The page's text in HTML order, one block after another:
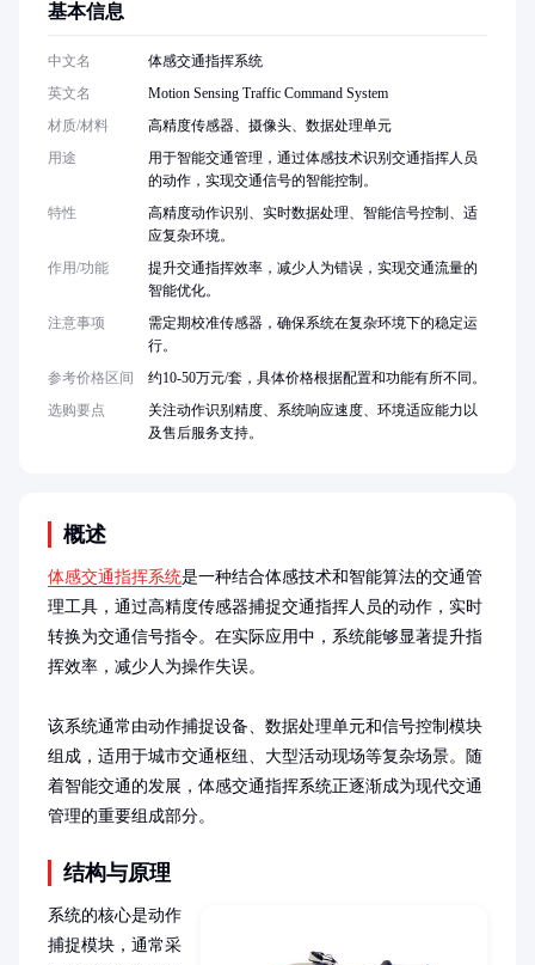
概述
体感交通指挥系统是一种结合体感技术和智能算法的交通管
理工具，通过高精度传感器捕捉交通指挥人员的动作，实时
转换为交通信号指令。在实际应用中，系统能够显著提升指
挥效率，减少人为操作失误。
该系统通常由动作捕捉设备、数据处理单元和信号控制模块
组成，适用于城市交通枢纽、大型活动现场等复杂场景。随
着智能交通的发展，体感交通指挥系统正逐渐成为现代交通
管理的重要组成部分。
结构与原理
系统的核心是动作
捕捉模块，通常采
基本信息
中文名
体感交通指挥系统
英文名
Motion Sensing Traffic Command System
材质/材料
高精度传感器、摄像头、数据处理单元
用途
用于智能交通管理，通过体感技术识别交通指挥人员
的动作，实现交通信号的智能控制。
特性
高精度动作识别、实时数据处理、智能信号控制、适
应复杂环境。
作用/功能
提升交通指挥效率，减少人为错误，实现交通流量的
智能优化。
注意事项
需定期校准传感器，确保系统在复杂环境下的稳定运
行。
参考价格区间
约10-50万元/套，具体价格根据配置和功能有所不同。
选购要点
关注动作识别精度、系统响应速度、环境适应能力以
及售后服务支持。